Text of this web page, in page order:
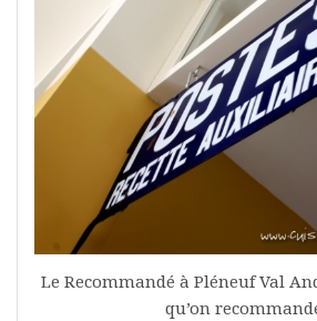
Le Recommandé à Pléneuf Val
qu’on